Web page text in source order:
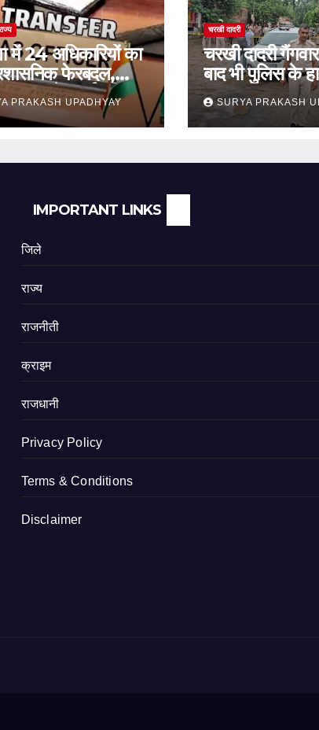
में 24 अधिकारियों का
फेरबदल,
समेत कई वरिष्ठ
PRAKASH UPADHYAY
चरखी दादरी
चरखी दादरी
बाद भी पुलिस के
सुरक्षा व्यवस्था पर
SURYA PRAKASH
IMPORTANT LINKS
जिले
राज्य
राजनीती
क्राइम
राजधानी
Privacy Policy
Terms & Conditions
Disclaimer